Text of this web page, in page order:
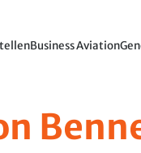
Business Aviation